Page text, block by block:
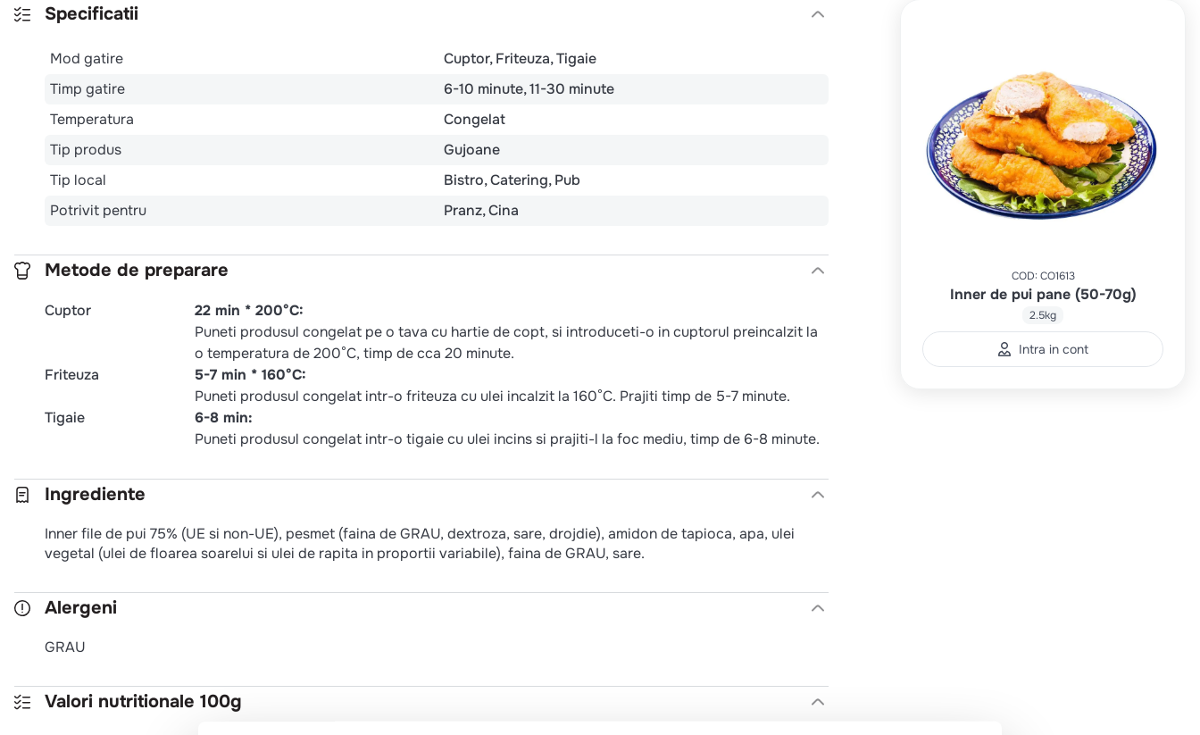
Specificatii
Mod gatire Cuptor Friteuza Tigaie
Timp gatire
6-10 minute 11-30 minute
Temperatura
Congelat
Tip produs
Gujoane
Tip local
Bistro Catering Pub
Potrivit pentru
Pranz Cina
Metode de preparare
Cuptor
22 min * 200°C:
Puneti produsul congelat pe o tava cu hartie de copt, si introduceti-o in cuptorul preincalzit la
o temperatura de 200°C, timp de cca 20 minute.
Friteuza
5-7 min * 160°C:
Puneti produsul congelat intr-o friteuza cu ulei incalzit la 160°C. Prajiti timp de 5-7 minute.
Tigaie
6-8 min:
Puneti produsul congelat intr-o tigaie cu ulei incins si prajiti-l la foc mediu, timp de 6-8 minute.
Ingrediente
Inner file de pui 75% (UE si non-UE), pesmet (faina de GRAU, dextroza, sare, drojdie), amidon de tapioca, apa, ulei
vegetal (ulei de floarea soarelui si ulei de rapita in proportii variabile), faina de GRAU, sare.
Alergeni
GRAU
Valori nutritionale 100g
COD: CO1613
Inner de pui pane (50-70g)
2.5kg
Intra in cont